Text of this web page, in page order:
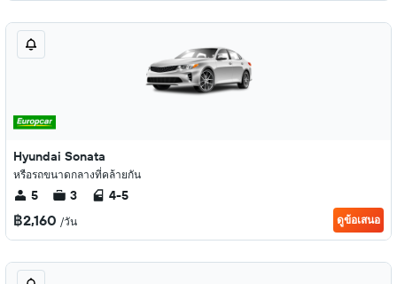
Hyundai Sonata
หรือรถขนาดกลางที่คล้ายกัน
5 3 4-5
฿2,160 /วัน ดูข้อเสนอ